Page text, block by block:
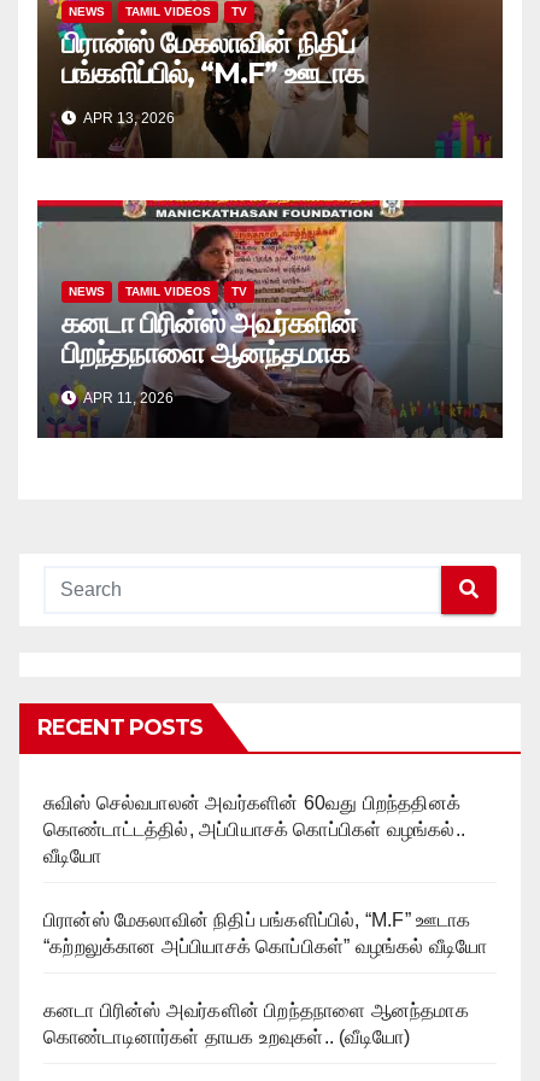
NEWS TAMIL VIDEOS TV
பிரான்ஸ் மேகலாவின் நிதிப்
பங்களிப்பில், “M.F” ஊடாக
“கற்றலுக்கான அப்பியாசக்
கொப்பிகள்” வழங்கல் வீடியோ
APR 13, 2026
NEWS TAMIL VIDEOS TV
கனடா பிரின்ஸ் அவர்களின்
பிறந்தநாளை ஆனந்தமாக
கொண்டாடினார்கள் தாயக உறவுகள்..
(வீடியோ)
APR 11, 2026
RECENT POSTS
சுவிஸ் செல்வபாலன் அவர்களின் 60வது பிறந்ததினக்
கொண்டாட்டத்தில், அப்பியாசக் கொப்பிகள் வழங்கல்..
வீடியோ
பிரான்ஸ் மேகலாவின் நிதிப் பங்களிப்பில், “M.F” ஊடாக
“கற்றலுக்கான அப்பியாசக் கொப்பிகள்” வழங்கல் வீடியோ
கனடா பிரின்ஸ் அவர்களின் பிறந்தநாளை ஆனந்தமாக
கொண்டாடினார்கள் தாயக உறவுகள்.. (வீடியோ)